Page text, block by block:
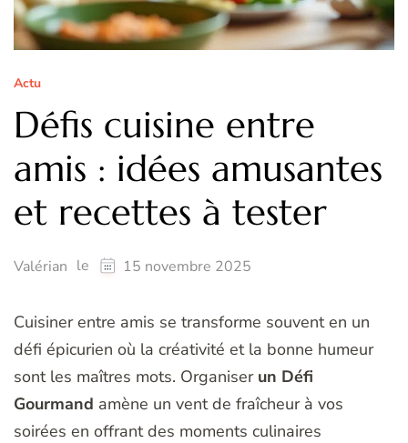
Actu
Défis cuisine entre
amis : idées amusantes
et recettes à tester
Valérian le 15 novembre 2025
Cuisiner entre amis se transforme souvent en un
défi épicurien où la créativité et la bonne humeur
sont les maîtres mots. Organiser un Défi
Gourmand amène un vent de fraîcheur à vos
soirées en offrant des moments culinaires